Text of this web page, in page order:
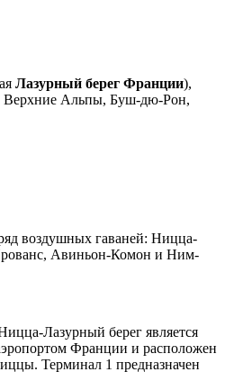
Лазурный берег Франции),
Верхние Альпы, Буш-дю-Рон,
воздушных гаваней: Ницца-
Авиньон-Комон и Ним-
Лазурный берег является
Франции и расположен
Терминал 1 предназначен